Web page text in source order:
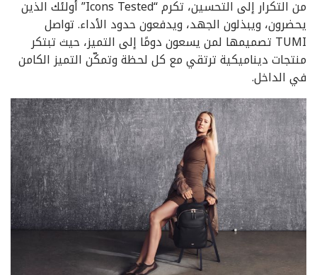
من التكرار إلى التحسين، تكرم “Icons Tested” أولئك الذين
يحضرون، ويبذلون الجهد، ويدفعون حدود الأداء. تواصل
TUMI تصميمها لمن يسعون دومًا إلى التميز، حيث تبتكر
منتجات ديناميكية ترتقي مع كل لحظة وتمكّن التميز الكامن
في الداخل.